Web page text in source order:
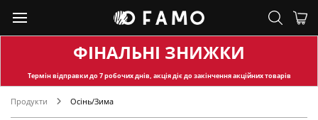
ФІНАЛЬНІ ЗНИЖКИ
Термін відправкидо 7 робочих днів, акція діє до закінчення акційних товарів
Продукти Осінь/Зима